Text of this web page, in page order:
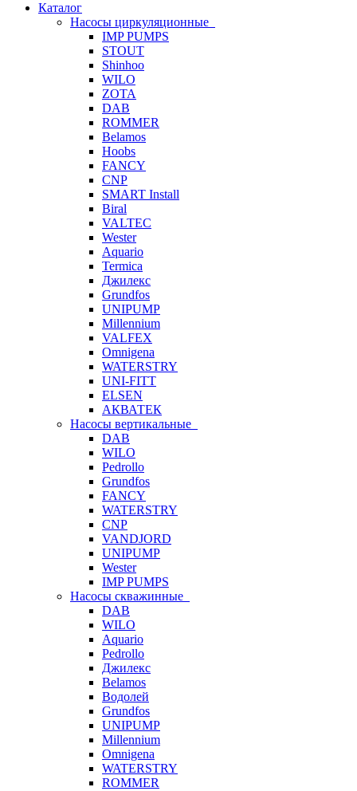
Каталог
Насосы циркуляционные
IMP PUMPS
STOUT
Shinhoo
WILO
ZOTA
DAB
ROMMER
Belamos
Hoobs
FANCY
CNP
SMART Install
Biral
VALTEC
Wester
Aquario
Termica
Джилекс
Grundfos
UNIPUMP
Millennium
VALFEX
Omnigena
WATERSTRY
UNI-FITT
ELSEN
АКВАТЕК
Насосы вертикальные
DAB
WILO
Pedrollo
Grundfos
FANCY
WATERSTRY
CNP
VANDJORD
UNIPUMP
Wester
IMP PUMPS
Насосы скважинные
DAB
WILO
Aquario
Pedrollo
Джилекс
Belamos
Водолей
Grundfos
UNIPUMP
Millennium
Omnigena
WATERSTRY
ROMMER